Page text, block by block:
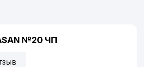
№20 ЧП